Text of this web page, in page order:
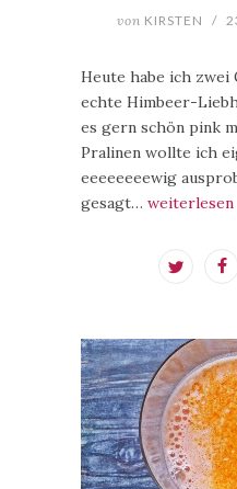
von KIRSTEN /
Heute habe ich zwei
echte Himbeer-
es gern schön pink
Pralinen wollte ich
eeeeeeeewig
gesagt… weiterlesen